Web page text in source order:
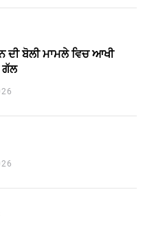
ਦੀ ਬੋਲੀ ਮਾਮਲੇ ਵਿਚ ਆਖੀ
ਗੱਲ